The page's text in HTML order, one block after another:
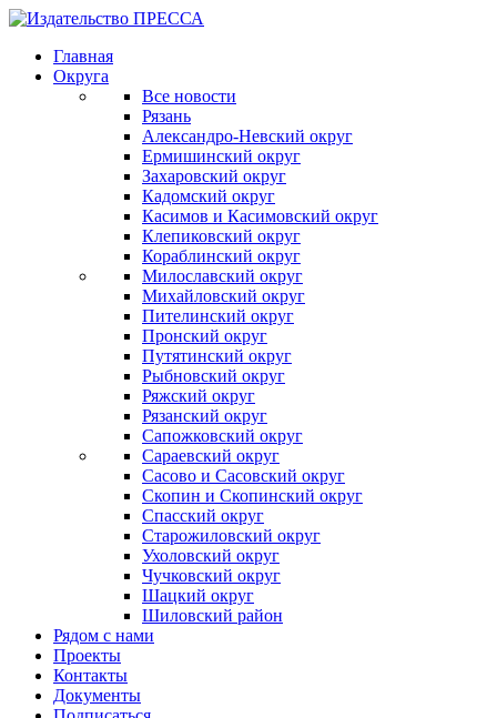
Главная
Округа
Все новости
Рязань
Александро-Невский округ
Ермишинский округ
Захаровский округ
Кадомский округ
Касимов и Касимовский округ
Клепиковский округ
Кораблинский округ
Милославский округ
Михайловский округ
Пителинский округ
Пронский округ
Путятинский округ
Рыбновский округ
Ряжский округ
Рязанский округ
Сапожковский округ
Сараевский округ
Сасово и Сасовский округ
Скопин и Скопинский округ
Спасский округ
Старожиловский округ
Ухоловский округ
Чучковский округ
Шацкий округ
Шиловский район
Рядом с нами
Проекты
Контакты
Документы